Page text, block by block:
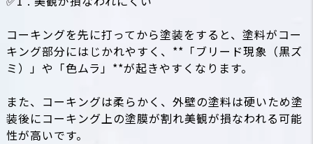
コーキングを先に打ってから塗装をすると、塗料がコー
キング部分にはじかれやすく、**「ブリード現象（黒ズ
ミ）」や「色ムラ」**が起きやすくなります。
また、コーキングは柔らかく、外壁の塗料は硬いため塗
装後にコーキング上の塗膜が割れ美観が損なわれる可能
性が高いです。